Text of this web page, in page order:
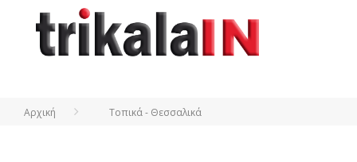
Αρχική Τοπικά - Θεσσαλικά